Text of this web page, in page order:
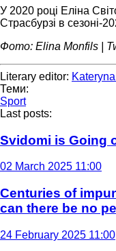
У 2020 році Еліна
Страсбурзі в сезоні-
Фото: Elina Monfils |
Literary editor:
Теми:
Sport
Last posts:
Svidomi is Going
02 March 2025 11:00
Centuries of
can there be no
24 February 2025 11:00